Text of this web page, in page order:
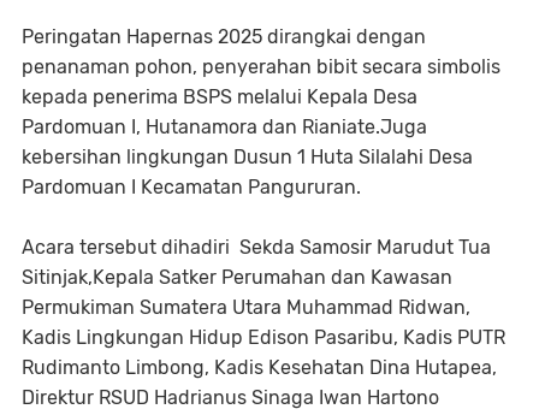
Peringatan Hapernas 2025 dirangkai dengan
penanaman pohon, penyerahan bibit secara simbolis
kepada penerima BSPS melalui Kepala Desa
Pardomuan I, Hutanamora dan Rianiate.Juga
kebersihan lingkungan Dusun 1 Huta Silalahi Desa
Pardomuan I Kecamatan Pangururan.
Acara tersebut dihadiri Sekda Samosir Marudut Tua
Sitinjak,Kepala Satker Perumahan dan Kawasan
Permukiman Sumatera Utara Muhammad Ridwan,
Kadis Lingkungan Hidup Edison Pasaribu, Kadis PUTR
Rudimanto Limbong, Kadis Kesehatan Dina Hutapea,
Direktur RSUD Hadrianus Sinaga Iwan Hartono